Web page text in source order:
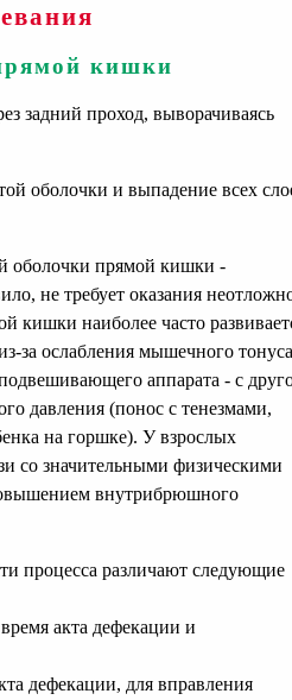
кишки
задний проход, выворачиваясь
оболочки и выпадение всех
оболочки прямой кишки -
не требует оказания
кишки наиболее часто
за ослабления мышечного тонуса
аппарата - с
давления (понос с тенезмами,
на горшке). У взрослых
со значительными физическими
внутрибрюшного
процесса различают следующие
акта дефекации и
дефекации, для вправления